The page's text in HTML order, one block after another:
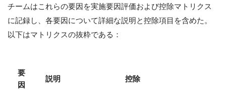
チームはこれらの要因を実施要因評価および控除マトリクス
に記録し、各要因について詳細な説明と控除項目を含めた。
以下はマトリクスの抜粋である：
要
因
説明 控除